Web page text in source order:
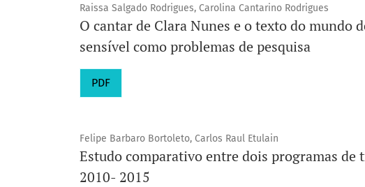
Raissa Salgado Rodrigues, Carolina Cantarino Rodrigues
O cantar de Clara Nunes e o texto do mundo
sensível como problemas de pesquisa
PDF
Felipe Barbaro Bortoleto, Carlos Raul Etulain
Estudo comparativo entre dois programas
2010- 2015